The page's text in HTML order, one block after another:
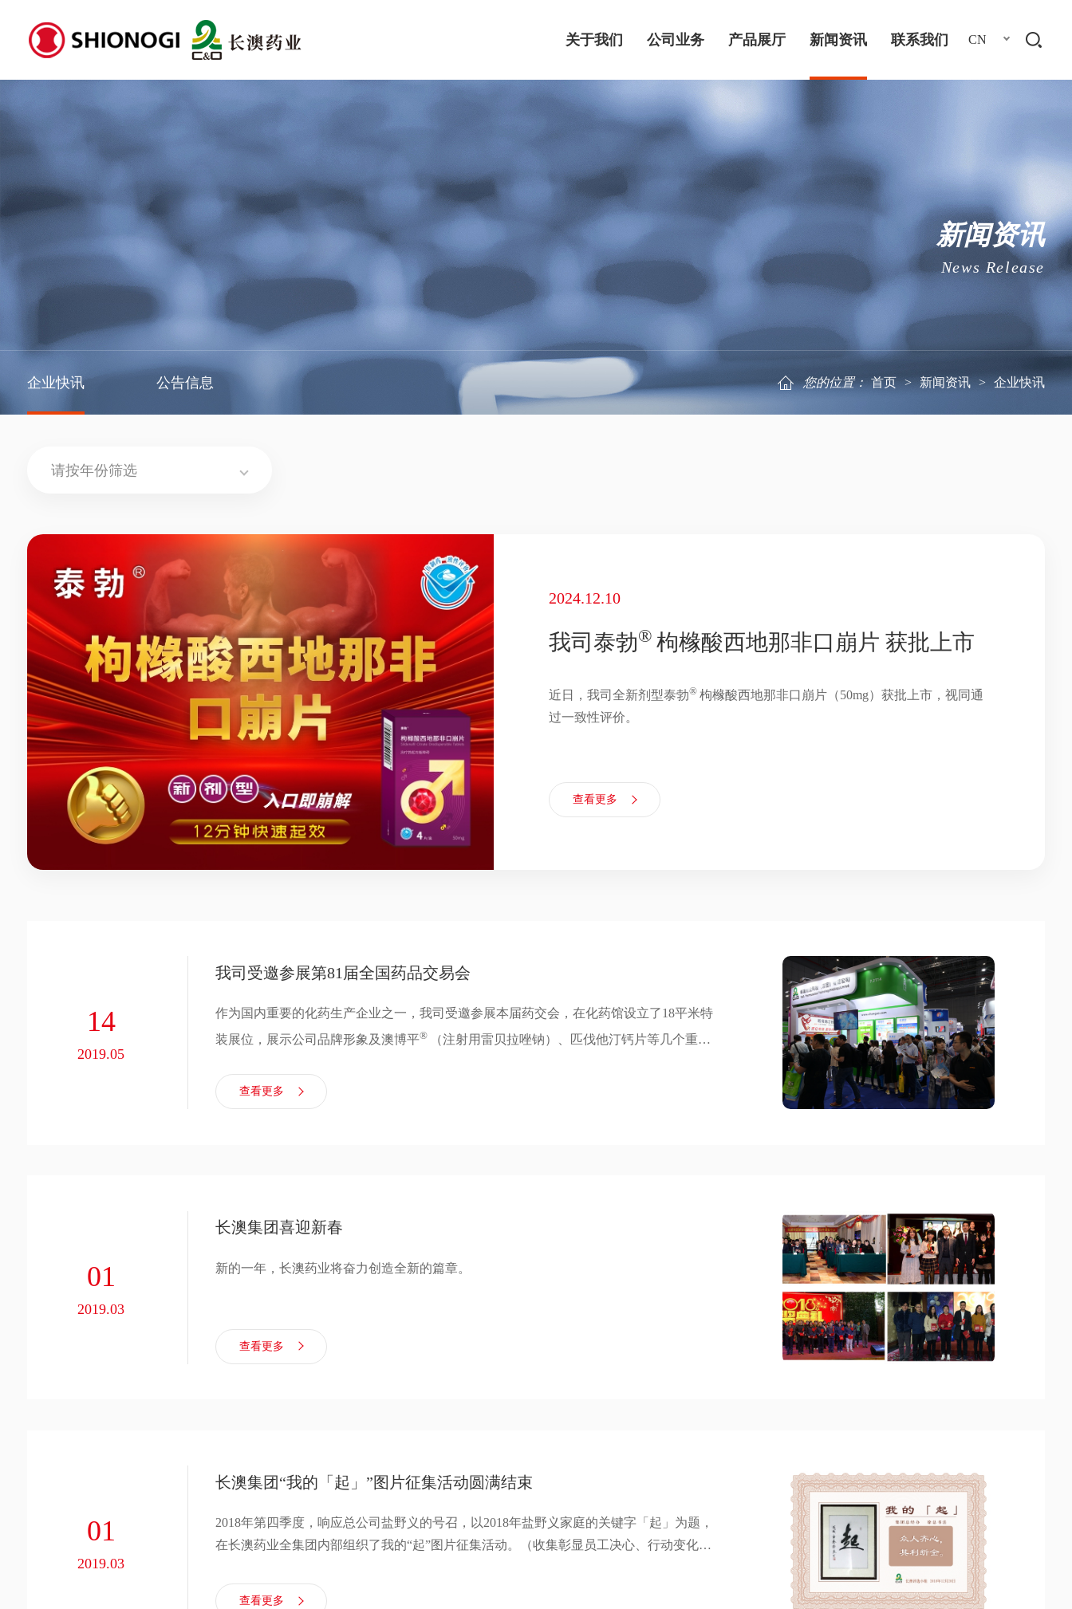
CN
关于我们 公司业务 产品展厅 新闻资讯 联系我们
新闻资讯
News Release
您的位置： 首页 > 新闻资讯 > 企业快讯
企业快讯 公告信息
请按年份筛选
2024.12.10
我司泰勃® 枸橼酸西地那非口崩片 获批上市
近日，我司全新剂型泰勃® 枸橼酸西地那非口崩片（50mg）获批上市，视同通
过一致性评价。
查看更多
我司受邀参展第81届全国药品交易会
作为国内重要的化药生产企业之一，我司受邀参展本届药交会，在化药馆设立了18平米特
装展位，展示公司品牌形象及澳博平®
（注射用雷贝拉唑钠）、匹伐他汀钙片等几个重点
查看更多
14
2019.05
长澳集团喜迎新春
新的一年，长澳药业将奋力创造全新的篇章。
查看更多
01
2019.03
长澳集团“我的「起」”图片征集活动圆满结束
2018年第四季度，响应总公司盐野义的号召，以2018年盐野义家庭的关键字「起」为题，
在长澳药业全集团内部组织了我的“起”图片征集活动。（收集彰显员工决心、行动变化、
查看更多
01
2019.03